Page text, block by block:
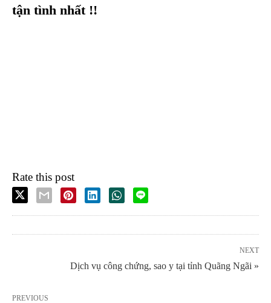
tận tình nhất !!
Rate this post
NEXT
Dịch vụ công chứng, sao y tại tỉnh Quãng Ngãi »
PREVIOUS